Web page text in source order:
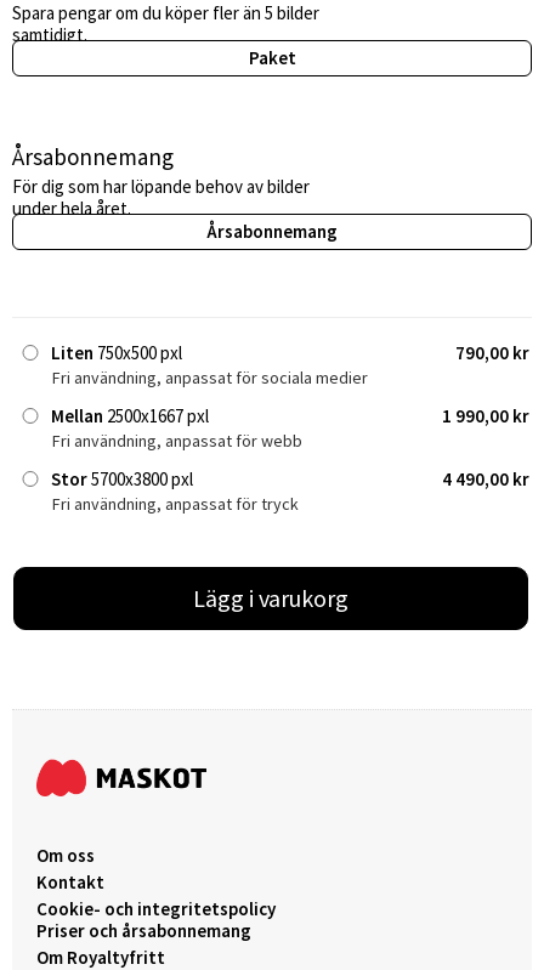
Spara pengar om du köper fler än 5 bilder
samtidigt.
Paket
Årsabonnemang
För dig som har löpande behov av bilder
under hela året.
Årsabonnemang
Liten 750x500 pxl 790,00 kr
Fri användning, anpassat för sociala medier
Mellan 2500x1667 pxl 1 990,00 kr
Fri användning, anpassat för webb
Stor5700x3800 pxl 4 490,00 kr
Fri användning, anpassat för tryck
Lägg i varukorg
Om oss
Kontakt
Cookie- och integritetspolicy
Priser och årsabonnemang
Om Royaltyfritt